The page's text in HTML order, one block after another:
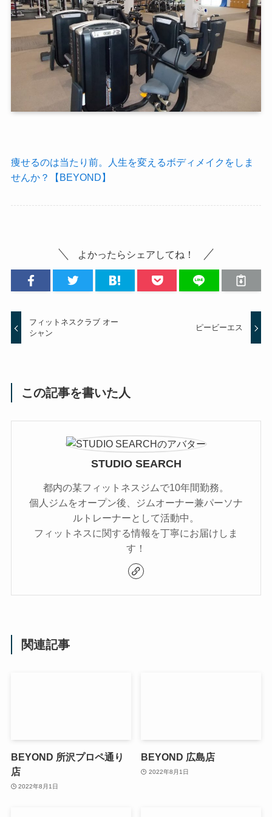
痩せるのは当たり前。人生を変えるボディメイクをしま
せんか？【BEYOND】
よかったらシェアしてね！
フィットネスクラブ オー
シャン
ピービーエス
この記事を書いた人
STUDIO SEARCH
都内の某フィットネスジムで10年間勤務。
個人ジムをオープン後、ジムオーナー兼パーソナ
ルトレーナーとして活動中。
フィットネスに関する情報を丁寧にお届けしま
す！
関連記事
BEYOND 所沢プロペ通り
店
2022年8月1日
BEYOND 広島店
2022年8月1日